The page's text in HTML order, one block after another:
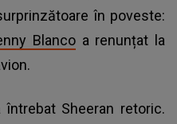
în poveste:
Blanco a renunțat la
întrebat Sheeran retoric.